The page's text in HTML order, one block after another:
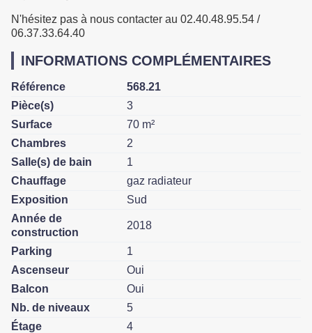
N'hésitez pas à nous contacter au 02.40.48.95.54 /
06.37.33.64.40
INFORMATIONS COMPLÉMENTAIRES
Référence
568.21
Pièce(s)
3
Surface
70 m²
Chambres
2
Salle(s) de bain
1
Chauffage
gaz radiateur
Exposition
Sud
Année de
construction
2018
Parking
1
Ascenseur
Oui
Balcon
Oui
Nb. de niveaux
5
Étage
4